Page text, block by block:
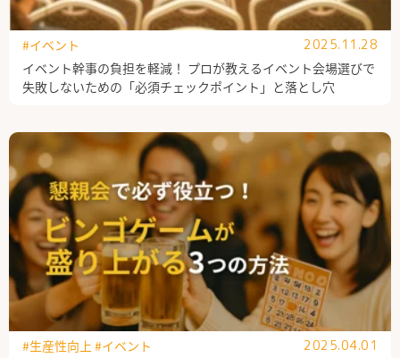
イベント幹事の負担を軽減！ プロが教えるイベント会場選びで
失敗しないための「必須チェックポイント」と落とし穴
#イベント 2025.11.28
#生産性向上 #イベント 2025.04.01